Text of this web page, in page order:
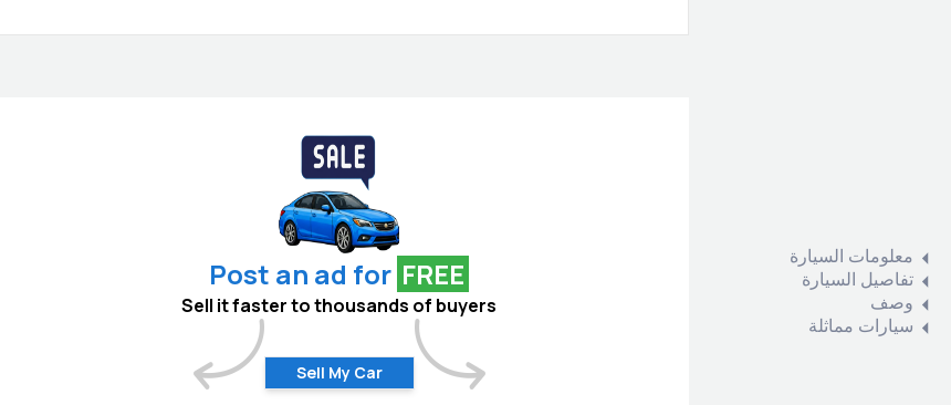
معلومات السيارة
تفاصيل السيارة
وصف
سيارات مماثلة
Post an ad for FREE
Sell it faster to thousands of buyers
Sell My Car